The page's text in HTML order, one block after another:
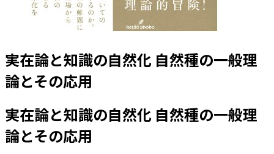
実在論と知識の自然化 自然種の一般理
論とその応用
実在論と知識の自然化 自然種の一般理
論とその応用